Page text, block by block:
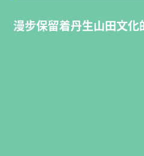
漫步保留着丹生山田文